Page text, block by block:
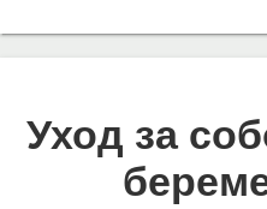
Уход за